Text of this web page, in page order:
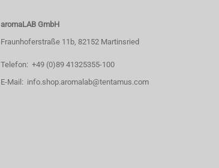
aromaLAB GmbH
Fraunhoferstraße 11b, 82152 Martinsried
Telefon: +49 (0)89 41325355-100
E-Mail: info.shop.aromalab@tentamus.com